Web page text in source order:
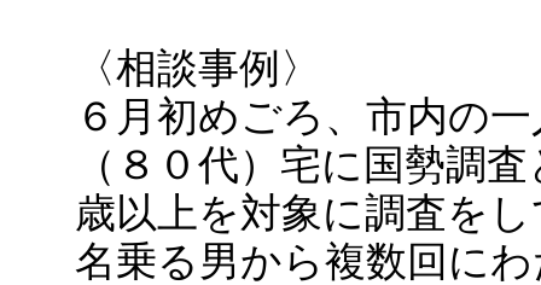
〈相談事例〉
６月初めごろ、市内の
（８０代）宅に国勢調
歳以上を対象に調査を
名乗る男から複数回に